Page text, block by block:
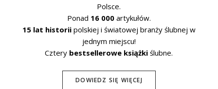
Polsce.
Ponad 16 000artykułów.
15 lat historiipolskiej i światowej branży ślubnej w
jednym miejscu!
Cztery bestsellerowe książki ślubne.
DOWIEDZ SIĘ WIĘCEJ